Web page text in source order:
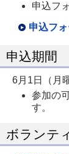
申込フ
申込フォ
申込期間
6月1日（月
参加の
す。
ボランテ